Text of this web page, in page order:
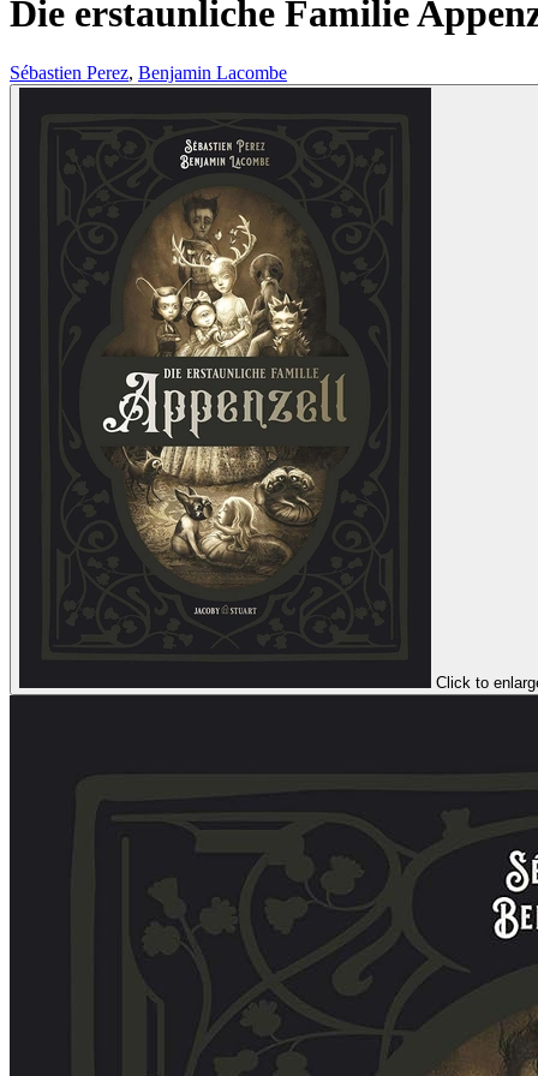
Die erstaunliche Familie
Sébastien Perez, Benjamin Lacombe
Click to